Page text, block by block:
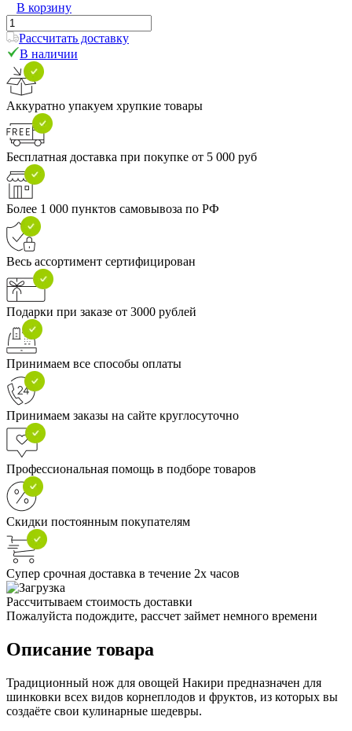
В корзину
Рассчитать доставку
В наличии
Аккуратно упакуем хрупкие товары
Бесплатная доставка при покупке от 5 000 руб
Более 1 000 пунктов самовывоза по РФ
Весь ассортимент сертифицирован
Подарки при заказе от 3000 рублей
Принимаем все способы оплаты
Принимаем заказы на сайте круглосуточно
Профессиональная помощь в подборе товаров
Скидки постоянным покупателям
Супер срочная доставка в течение 2х часов
Рассчитываем стоимость доставки
Пожалуйста подождите, рассчет займет немного времени
Описание товара
Традиционный нож для овощей Накири предназначен для
шинковки всех видов корнеплодов и фруктов, из которых вы
создаёте свои кулинарные шедевры.